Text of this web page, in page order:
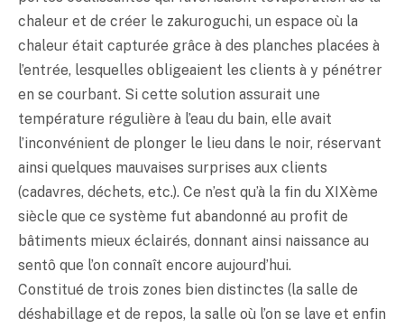
chaleur et de créer le zakuroguchi, un espace où la
chaleur était capturée grâce à des planches placées à
l’entrée, lesquelles obligeaient les clients à y pénétrer
en se courbant. Si cette solution assurait une
température régulière à l’eau du bain, elle avait
l’inconvénient de plonger le lieu dans le noir, réservant
ainsi quelques mauvaises surprises aux clients
(cadavres, déchets, etc.). Ce n’est qu’à la fin du XIXème
siècle que ce système fut abandonné au profit de
bâtiments mieux éclairés, donnant ainsi naissance au
sentô que l’on connaît encore aujourd’hui.
Constitué de trois zones bien distinctes (la salle de
déshabillage et de repos, la salle où l’on se lave et enfin